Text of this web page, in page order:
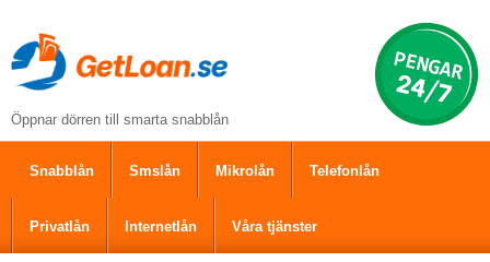
Öppnar dörren till smarta snabblån
Snabblån Smslån Mikrolån Telefonlån
Privatlån Internetlån Våra tjänster